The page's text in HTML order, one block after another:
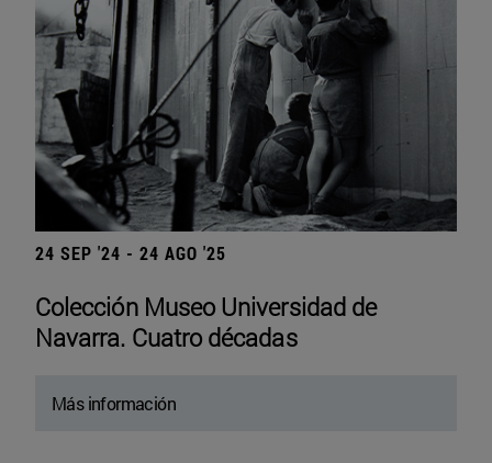
24 SEP '24 - 24 AGO '25
Colección Museo Universidad de
Navarra. Cuatro décadas
Más información